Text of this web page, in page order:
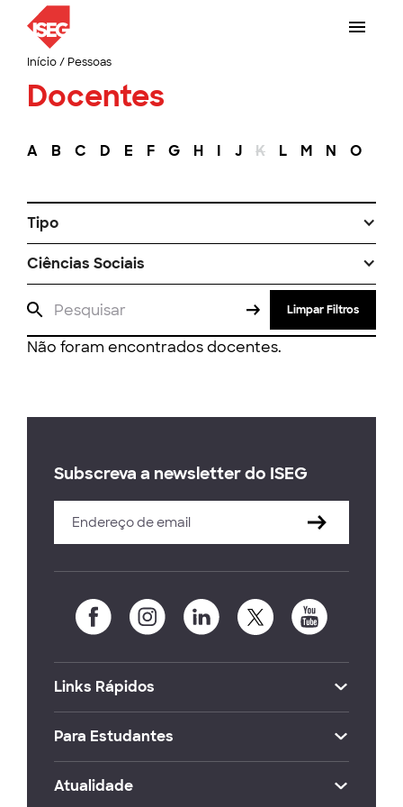
Início/ Pessoas
Docentes
A B C D E F G H I J K L M N O
Tipo
Ciências Sociais
Limpar Filtros
Não foram encontrados docentes.
Subscreva a newsletter do ISEG
Links Rápidos
Para Estudantes
Atualidade